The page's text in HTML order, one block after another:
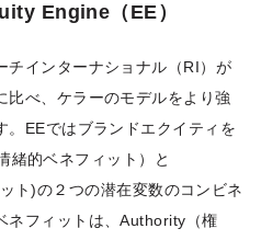
Engine（EE）
チインターナショナル（RI）が
比べ、ケラーのモデルをより強
。EEではブランドエクイティを
緒的ベネフィット）と
ト)の２つの潜在変数のコンビネ
ネフィットは、Authority（権